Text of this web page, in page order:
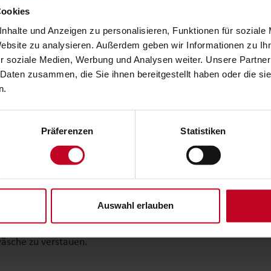
und Anzeigen zu personalisieren, Funktionen für soziale
zu analysieren. Außerdem geben wir Informationen zu
soziale Medien, Werbung und Analysen weiter. Unsere
zusammen, die Sie ihnen bereitgestellt haben oder die
Präferenzen Statistiken
Auswahl erlauben
Wohnbereiche. Der Küche und dem Wohnzimmer - mit
auf der modernen Garnitur Platz. Das zeitgemäße
Platz ist hier auch für große Runden vorhanden. Und
Mit wenigen Handgriffen wird aus dem
oder ausgefahren werden. Auf diese Weise lässt sich
man die Dinge des alltäglichen Bedarfs immer
zu verstauen.